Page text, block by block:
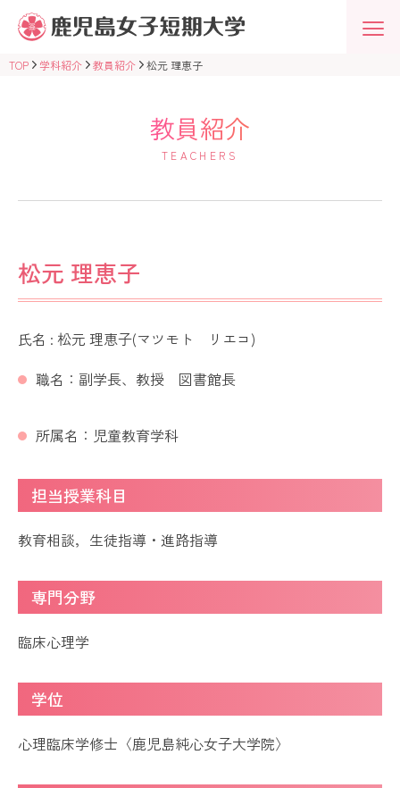
鹿
児
島
女
子
志
園
TOP 学科紹介 教員紹介 松元 理恵子
教員紹介
TEACHERS
松元 理恵子
氏名 : 松元 理恵子(マツモト リエコ)
職名：副学長、教授 図書館長
所属名：児童教育学科
担当授業科目
教育相談，生徒指導・進路指導
専門分野
臨床心理学
学位
心理臨床学修士〈鹿児島純心女子大学院〉